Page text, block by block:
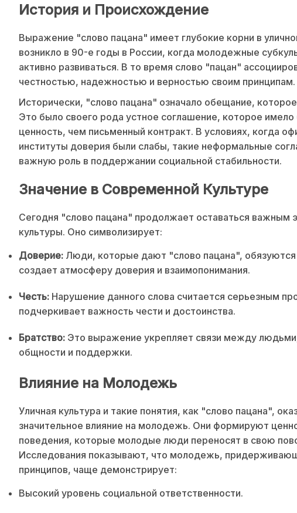
История и Происхождение
Выражение "слово пацана" имеет глубокие корни в
возникло в 90-е годы в России, когда молодежные
активно развиваться. В то время слово "пацан"
честностью, надежностью и верностью своим принципам.
Исторически, "слово пацана" означало обещание,
Это было своего рода устное соглашение, которое
ценность, чем письменный контракт. В условиях, когда
институты доверия были слабы, такие неформальные
важную роль в поддержании социальной стабильности.
Значение в Современной Культуре
Сегодня "слово пацана" продолжает оставаться важным
культуры. Оно символизирует:
Доверие: Люди, которые дают "слово пацана",
создает атмосферу доверия и взаимопонимания.
Честь: Нарушение данного слова считается серьезным
подчеркивает важность чести и достоинства.
Братство: Это выражение укрепляет связи между
общности и поддержки.
Влияние на Молодежь
Уличная культура и такие понятия, как "слово пацана",
значительное влияние на молодежь. Они формируют
поведения, которые молодые люди переносят в свою
Исследования показывают, что молодежь,
принципов, чаще демонстрирует:
Высокий уровень социальной ответственности.